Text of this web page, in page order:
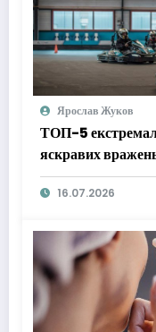
Ярослав Жуков
ТОП-5
яскравих
16.07.2026